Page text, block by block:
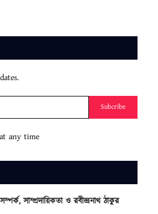
Subcribe
any time
সাম্প্রদায়িকতা ও রবীন্দ্রনাথ ঠাকুর